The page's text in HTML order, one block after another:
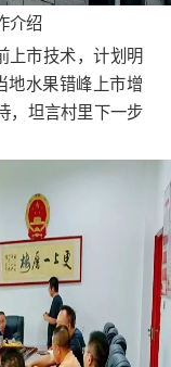
介绍
上市技术，计划明
地水果错峰上市增
，坦言村里下一步